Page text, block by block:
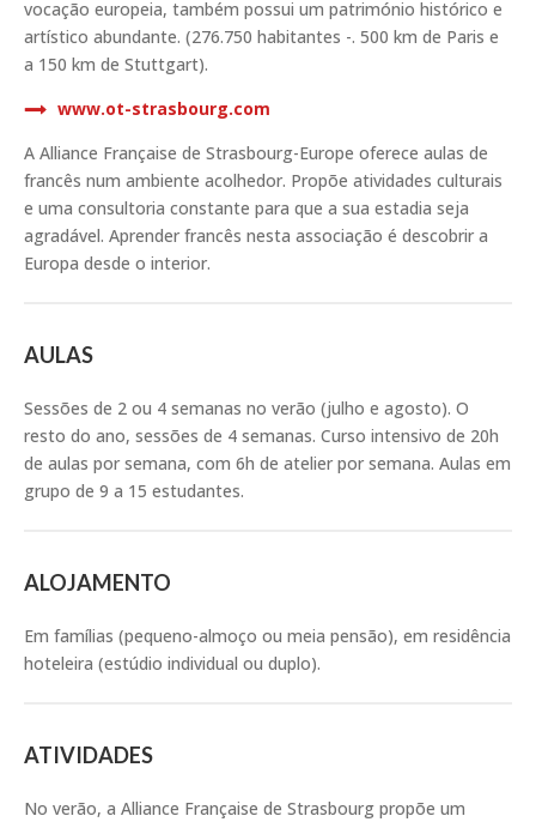
vocação europeia, também possui um património histórico e
artístico abundante. (276.750 habitantes -. 500 km de Paris e
a 150 km de Stuttgart).
www.ot-strasbourg.com
A Alliance Française de Strasbourg-Europe oferece aulas de
francês num ambiente acolhedor. Propõe atividades culturais
e uma consultoria constante para que a sua estadia seja
agradável. Aprender francês nesta associação é descobrir a
Europa desde o interior.
AULAS
Sessões de 2 ou 4 semanas no verão (julho e agosto). O
resto do ano, sessões de 4 semanas. Curso intensivo de 20h
de aulas por semana, com 6h de atelier por semana. Aulas em
grupo de 9 a 15 estudantes.
ALOJAMENTO
Em famílias (pequeno-almoço ou meia pensão), em residência
hoteleira (estúdio individual ou duplo).
ATIVIDADES
No verão, a Alliance Française de Strasbourg propõe um